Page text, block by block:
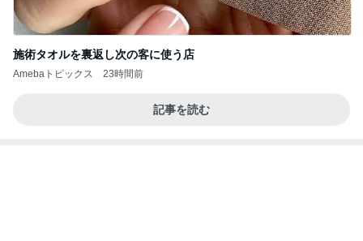
施術タオルを裏返し次の客に使う店
Amebaトピックス 23時間前
記事を読む